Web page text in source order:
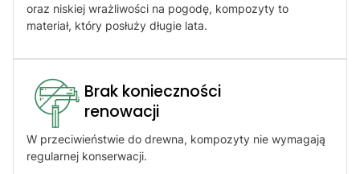
oraz niskiej wrażliwości na pogodę, kompozyty to
materiał, który posłuży długie lata.
Brak konieczności
renowacji​
W przeciwieństwie do drewna, kompozyty nie wymagają
regularnej konserwacji.